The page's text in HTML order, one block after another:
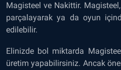
Magisteel ve Nakittir.
parçalayarak ya da oyun
edilebilir.
Elinizde bol miktarda
üretim yapabilirsiniz. Ancak